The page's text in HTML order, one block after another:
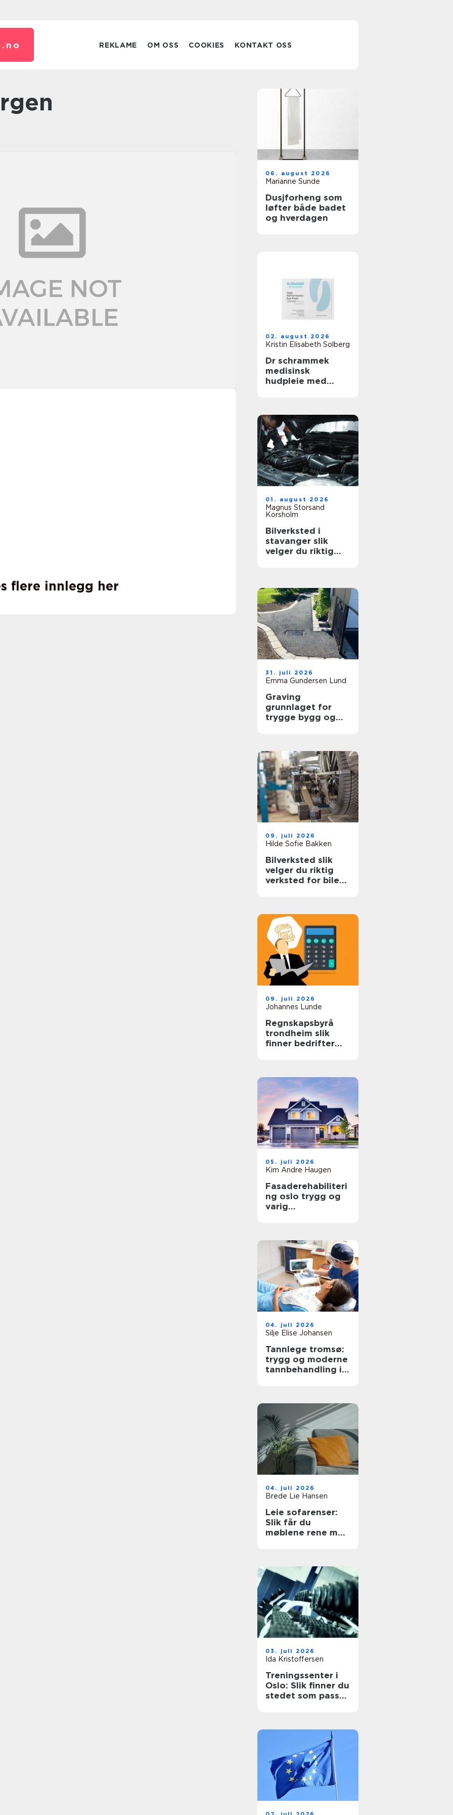
no REKLAME OM OSS COOKIES KONTAKT OSS
flere innlegg her
06. august 2026
Marianne Sunde
Dusjforheng som
løfter både badet
og hverdagen
02. august 2026
Kristin Elisabeth Solberg
Dr schrammek
medisinsk
hudpleie med
01. august 2026
Magnus Storsand
Korsholm
Bilverksted i
stavanger slik
velger du riktig
31. juli 2026
Emma Gundersen Lund
Graving
grunnlaget for
trygge bygg og
09. juli 2026
Hilde Sofie Bakken
Bilverksted slik
velger du riktig
verksted for bilen
09. juli 2026
Johannes Lunde
Regnskapsbyrå
trondheim slik
finner bedrifter
05. juli 2026
Kim Andre Haugen
Fasaderehabiliteri
ng oslo trygg og
varig
04. juli 2026
Silje Elise Johansen
Tannlege tromsø:
trygg og moderne
tannbehandling i
04. juli 2026
Brede Lie Hansen
Leie sofarenser:
Slik får du
møblene rene med
03. juli 2026
Ida Kristoffersen
Treningssenter i
Oslo: Slik finner du
stedet som passer